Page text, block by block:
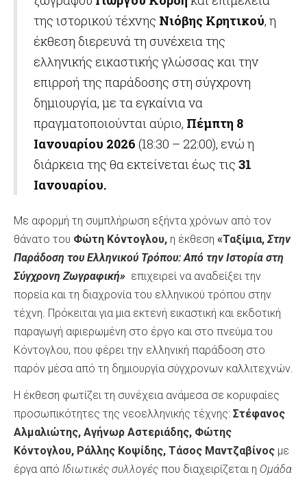
της ιστορικού τέχνης Νιόβης Κρητικού, η
έκθεση διερευνά τη συνέχεια της
ελληνικής εικαστικής γλώσσας και την
επιρροή της παράδοσης στη σύγχρονη
δημιουργία, με τα εγκαίνια να
πραγματοποιούνται αύριο, Πέμπτη 8
Ιανουαρίου 2026 (18:30 – 22:00), ενώ η
διάρκεια της θα εκτείνεται έως τις 31
Ιανουαρίου.
Με αφορμή τη συμπλήρωση εξήντα χρόνων από τον
θάνατο του Φώτη Κόντογλου, η έκθεση «Ταξίμια,Στην
Παράδοση του Ελληνικού Τρόπου: Από την Ιστορία στη
Σύγχρονη Ζωγραφική» επιχειρεί να αναδείξει την
πορεία και τη διαχρονία του ελληνικού τρόπου στην
τέχνη. Πρόκειται για μια εκτενή εικαστική και εκδοτική
παραγωγή αφιερωμένη στο έργο και στο πνεύμα του
Κόντογλου, που φέρει την ελληνική παράδοση στο
παρόν μέσα από τη δημιουργία σύγχρονων καλλιτεχνών.
Η έκθεση φωτίζει τη συνέχεια ανάμεσα σε κορυφαίες
προσωπικότητες της νεοελληνικής τέχνης: Στέφανος
Αλμαλιώτης, Αγήνωρ Αστεριάδης, Φώτης
Κόντογλου, Ράλλης Κοψίδης, Τάσος Μαντζαβίνος με
έργα από Ιδιωτικές συλλογές που διαχειρίζεται η Ομάδα